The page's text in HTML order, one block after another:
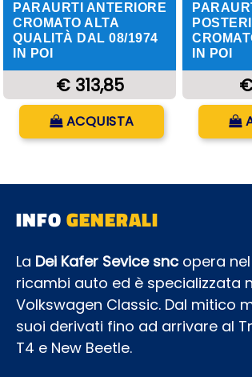
PARAURTI ANTERIORE
CROMATO ALTA
QUALITÀ DAL 08/1974
IN POI
€ 313,85
Quantità
ACQUISTA
IN POI
INFOGENERALI
La Dei Kafer Sevice snc opera
ricambi auto ed è specializzata
Volkswagen Classic. Dal mitico
suoi derivati fino ad arrivare al
T4 e New Beetle.